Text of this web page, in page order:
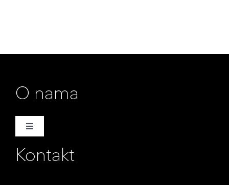
O nama
Toggle
Naša priča
Kontakt